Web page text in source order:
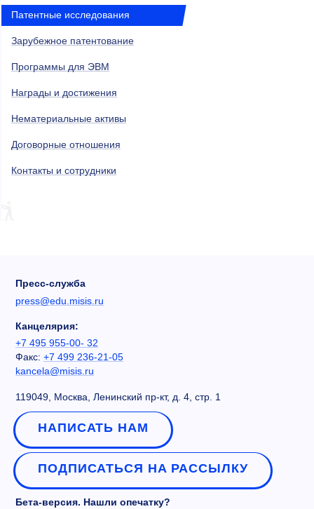
Патентные исследования
Зарубежное патентование
Программы для ЭВМ
Награды и достижения
Нематериальные активы
Договорные отношения
Контакты и сотрудники
Пресс-служба
press@edu.misis.ru
Канцелярия:
+7 495 955-00- 32
Факс: +7 499 236-21-05
kancela@misis.ru
119049, Москва, Ленинский пр-кт, д. 4, стр. 1
НАПИСАТЬ НАМ
ПОДПИСАТЬСЯ НА РАССЫЛКУ
Бета-версия. Нашли опечатку?